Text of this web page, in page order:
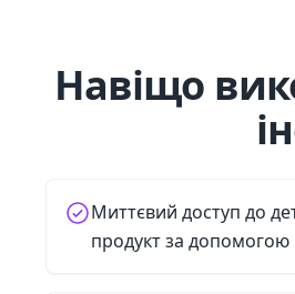
Навіщо
Миттєвий доступ до
продукт за допомогою